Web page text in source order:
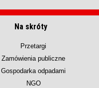
Na skróty
Przetargi
Zamówienia publiczne
Gospodarka odpadami
NGO